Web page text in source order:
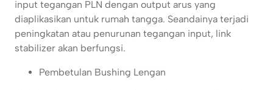
input tegangan PLN dengan output arus yang
diaplikasikan untuk rumah tangga. Seandainya terjadi
peningkatan atau penurunan tegangan input, link
stabilizer akan berfungsi.
Pembetulan Bushing Lengan